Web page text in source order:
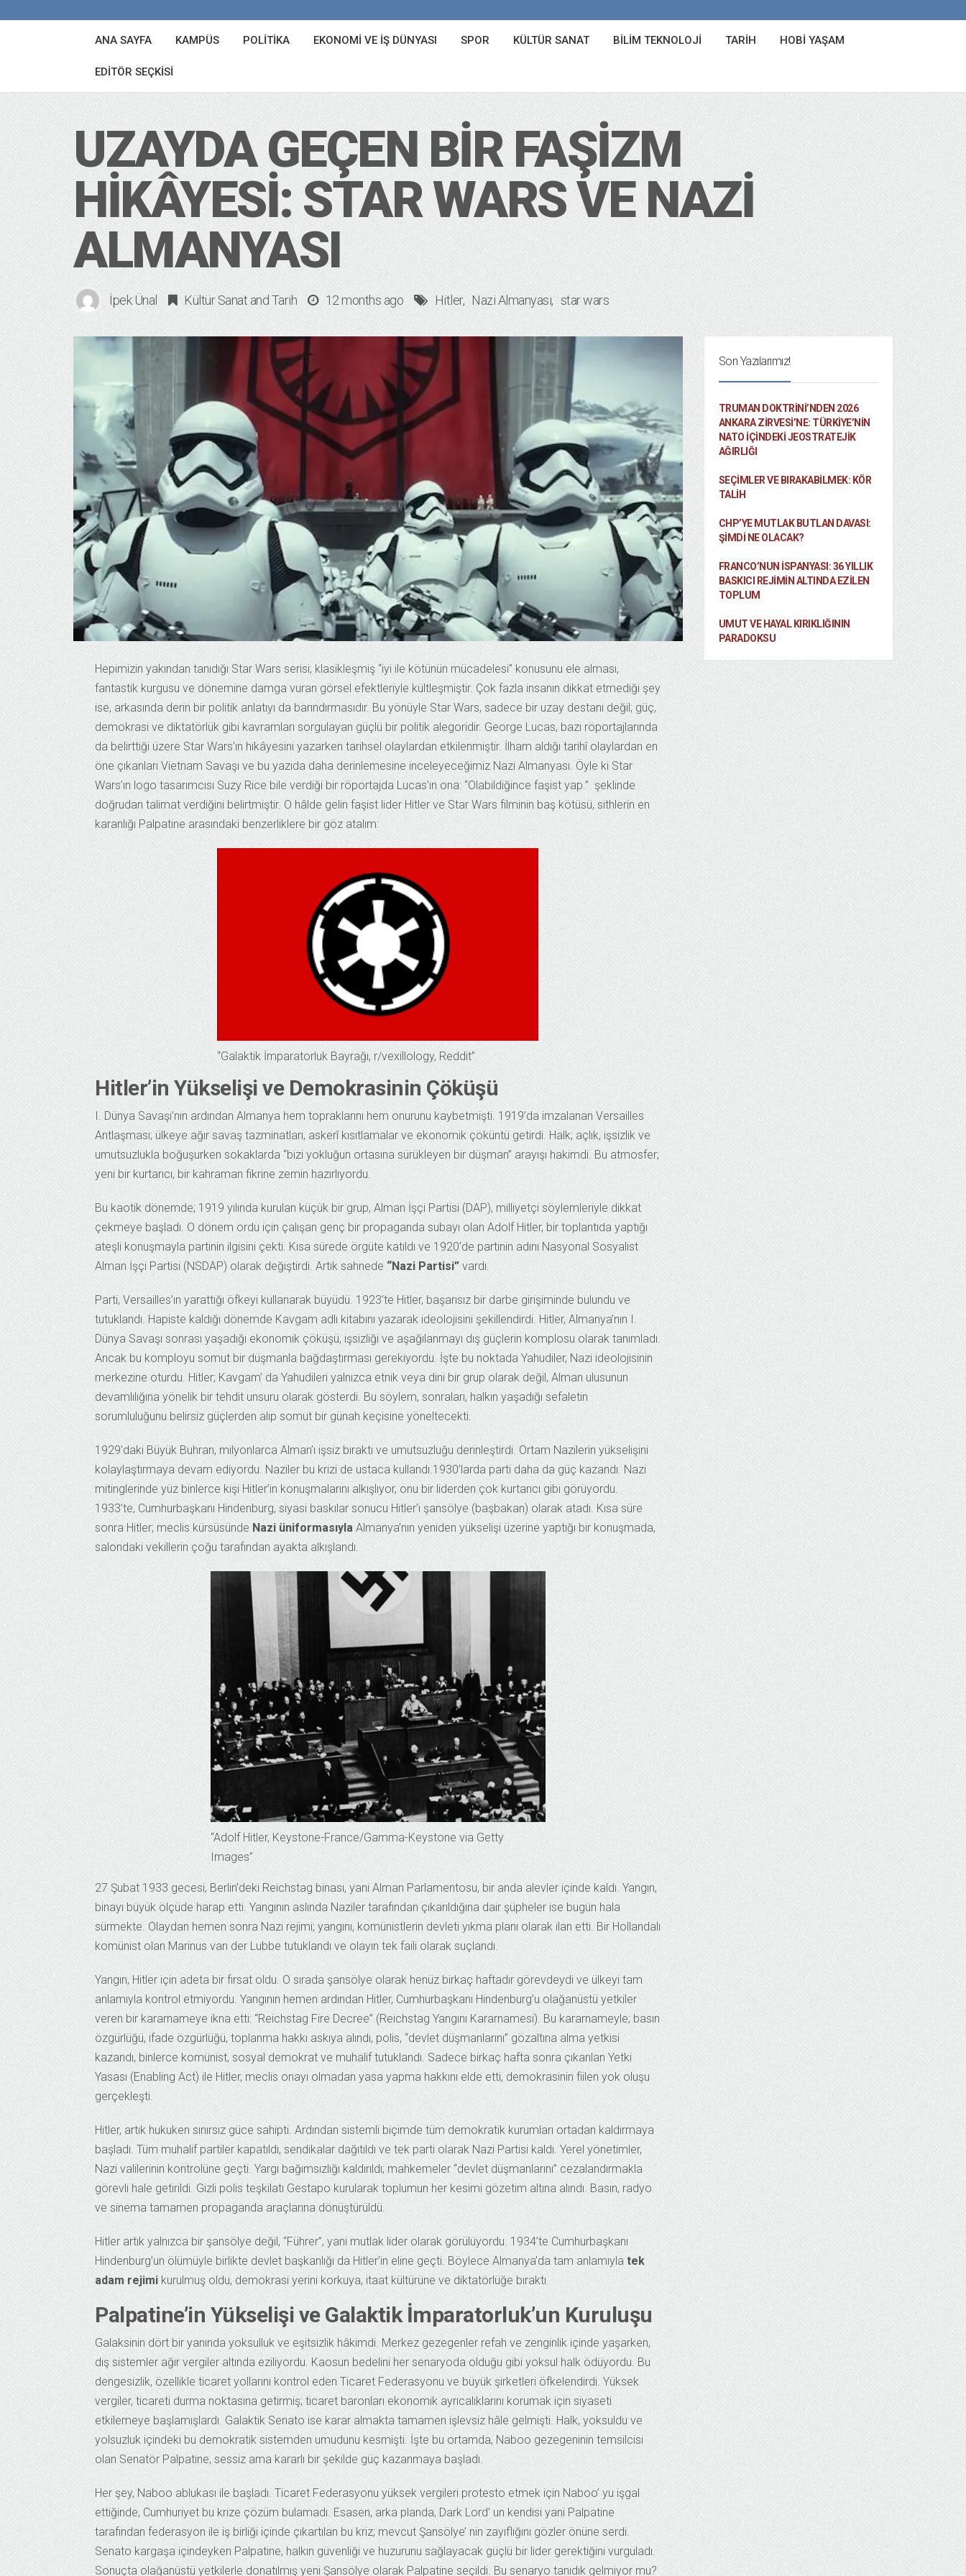
ANA SAYFA KAMPÜS POLITIKA EKONOMI VE İŞ DÜNYASI SPOR KÜLTÜR SANAT BILIM TEKNOLOJI TARIH HOBI YAŞAM
EDITÖR SEÇKISI
UZAYDA GEÇEN BIR FAŞIZM
HIKÂYESI: STAR WARS VE NAZI
ALMANYASI
İpek Ünal Kültür Sanatand Tarih 12 months ago Hitler Nazi Almanyası star wars
Hepimizin yakından tanıdığı Star Wars serisi; klasikleşmiş “iyi ile kötünün mücadelesi” konusunu ele alması,
fantastik kurgusu ve dönemine damga vuran görsel efektleriyle kültleşmiştir. Çok fazla insanın dikkat etmediği şey
ise, arkasında derin bir politik anlatıyı da barındırmasıdır. Bu yönüyle Star Wars, sadece bir uzay destanı değil; güç,
demokrasi ve diktatörlük gibi kavramları sorgulayan güçlü bir politik alegoridir. George Lucas, bazı röportajlarında
da belirttiği üzere Star Wars’ın hikâyesini yazarken tarihsel olaylardan etkilenmiştir. İlham aldığı tarihî olaylardan en
öne çıkanları Vietnam Savaşı ve bu yazıda daha derinlemesine inceleyeceğimiz Nazi Almanyası. Öyle ki Star
Wars’ın logo tasarımcısı Suzy Rice bile verdiği bir röportajda Lucas’ın ona: “Olabildiğince faşist yap.” şeklinde
doğrudan talimat verdiğini belirtmiştir. O hâlde gelin faşist lider Hitler ve Star Wars filminin baş kötüsü, sithlerin en
karanlığı Palpatine arasındaki benzerliklere bir göz atalım:
“Galaktik İmparatorluk Bayrağı, r/vexillology, Reddit”
Hitler’in Yükselişi ve Demokrasinin Çöküşü
I. Dünya Savaşı’nın ardından Almanya hem topraklarını hem onurunu kaybetmişti. 1919’da imzalanan Versailles
Antlaşması; ülkeye ağır savaş tazminatları, askerî kısıtlamalar ve ekonomik çöküntü getirdi. Halk; açlık, işsizlik ve
umutsuzlukla boğuşurken sokaklarda “bizi yokluğun ortasına sürükleyen bir düşman” arayışı hakimdi. Bu atmosfer;
yeni bir kurtarıcı, bir kahraman fikrine zemin hazırlıyordu.
Bu kaotik dönemde; 1919 yılında kurulan küçük bir grup, Alman İşçi Partisi (DAP), milliyetçi söylemleriyle dikkat
çekmeye başladı. O dönem ordu için çalışan genç bir propaganda subayı olan Adolf Hitler, bir toplantıda yaptığı
ateşli konuşmayla partinin ilgisini çekti. Kısa sürede örgüte katıldı ve 1920’de partinin adını Nasyonal Sosyalist
Alman İşçi Partisi (NSDAP) olarak değiştirdi. Artık sahnede “Nazi Partisi” vardı.
Parti, Versailles’ın yarattığı öfkeyi kullanarak büyüdü. 1923’te Hitler, başarısız bir darbe girişiminde bulundu ve
tutuklandı. Hapiste kaldığı dönemde Kavgam adlı kitabını yazarak ideolojisini şekillendirdi. Hitler, Almanya’nın I.
Dünya Savaşı sonrası yaşadığı ekonomik çöküşü, işsizliği ve aşağılanmayı dış güçlerin komplosu olarak tanımladı.
Ancak bu komployu somut bir düşmanla bağdaştırması gerekiyordu. İşte bu noktada Yahudiler, Nazi ideolojisinin
merkezine oturdu. Hitler; Kavgam’ da Yahudileri yalnızca etnik veya dini bir grup olarak değil, Alman ulusunun
devamlılığına yönelik bir tehdit unsuru olarak gösterdi. Bu söylem, sonraları, halkın yaşadığı sefaletin
sorumluluğunu belirsiz güçlerden alıp somut bir günah keçisine yöneltecekti.
1929’daki Büyük Buhran, milyonlarca Alman’ı işsiz bıraktı ve umutsuzluğu derinleştirdi. Ortam Nazilerin yükselişini
kolaylaştırmaya devam ediyordu. Naziler bu krizi de ustaca kullandı.1930’larda parti daha da güç kazandı. Nazi
mitinglerinde yüz binlerce kişi Hitler’in konuşmalarını alkışlıyor, onu bir liderden çok kurtarıcı gibi görüyordu.
1933’te, Cumhurbaşkanı Hindenburg, siyasi baskılar sonucu Hitler’i şansölye (başbakan) olarak atadı. Kısa süre
sonra Hitler; meclis kürsüsünde Nazi üniformasıylaAlmanya’nın yeniden yükselişi üzerine yaptığı bir konuşmada,
salondaki vekillerin çoğu tarafından ayakta alkışlandı.
“Adolf Hitler, Keystone-France/Gamma-Keystone via Getty
Images”
27 Şubat 1933 gecesi, Berlin’deki Reichstag binası, yani Alman Parlamentosu, bir anda alevler içinde kaldı. Yangın,
binayı büyük ölçüde harap etti. Yangının aslında Naziler tarafından çıkarıldığına dair şüpheler ise bugün hala
sürmekte. Olaydan hemen sonra Nazi rejimi; yangını, komünistlerin devleti yıkma planı olarak ilan etti. Bir Hollandalı
komünist olan Marinus van der Lubbe tutuklandı ve olayın tek faili olarak suçlandı.
Yangın, Hitler için adeta bir fırsat oldu. O sırada şansölye olarak henüz birkaç haftadır görevdeydi ve ülkeyi tam
anlamıyla kontrol etmiyordu. Yangının hemen ardından Hitler, Cumhurbaşkanı Hindenburg’u olağanüstü yetkiler
veren bir kararnameye ikna etti: “Reichstag Fire Decree” (Reichstag Yangını Kararnamesi). Bu kararnameyle; basın
özgürlüğü, ifade özgürlüğü, toplanma hakkı askıya alındı, polis, “devlet düşmanlarını” gözaltına alma yetkisi
kazandı, binlerce komünist, sosyal demokrat ve muhalif tutuklandı. Sadece birkaç hafta sonra çıkarılan Yetki
Yasası (Enabling Act) ile Hitler, meclis onayı olmadan yasa yapma hakkını elde etti, demokrasinin fiilen yok oluşu
gerçekleşti.
Hitler, artık hukuken sınırsız güce sahipti. Ardından sistemli biçimde tüm demokratik kurumları ortadan kaldırmaya
başladı. Tüm muhalif partiler kapatıldı, sendikalar dağıtıldı ve tek parti olarak Nazi Partisi kaldı. Yerel yönetimler,
Nazi valilerinin kontrolüne geçti. Yargı bağımsızlığı kaldırıldı; mahkemeler “devlet düşmanlarını” cezalandırmakla
görevli hale getirildi. Gizli polis teşkilatı Gestapo kurularak toplumun her kesimi gözetim altına alındı. Basın, radyo
ve sinema tamamen propaganda araçlarına dönüştürüldü.
Hitler artık yalnızca bir şansölye değil, “Führer”, yani mutlak lider olarak görülüyordu. 1934’te Cumhurbaşkanı
Hindenburg’un ölümüyle birlikte devlet başkanlığı da Hitler’in eline geçti. Böylece Almanya’da tam anlamıyla tek
adam rejimi kurulmuş oldu, demokrasi yerini korkuya, itaat kültürüne ve diktatörlüğe bıraktı.
Palpatine’in Yükselişi ve Galaktik İmparatorluk’un Kuruluşu
Galaksinin dört bir yanında yoksulluk ve eşitsizlik hâkimdi. Merkez gezegenler refah ve zenginlik içinde yaşarken,
dış sistemler ağır vergiler altında eziliyordu. Kaosun bedelini her senaryoda olduğu gibi yoksul halk ödüyordu. Bu
dengesizlik, özellikle ticaret yollarını kontrol eden Ticaret Federasyonu ve büyük şirketleri öfkelendirdi. Yüksek
vergiler, ticareti durma noktasına getirmiş; ticaret baronları ekonomik ayrıcalıklarını korumak için siyaseti
etkilemeye başlamışlardı. Galaktik Senato ise karar almakta tamamen işlevsiz hâle gelmişti. Halk, yoksuldu ve
yolsuzluk içindeki bu demokratik sistemden umudunu kesmişti. İşte bu ortamda, Naboo gezegeninin temsilcisi
olan Senatör Palpatine, sessiz ama kararlı bir şekilde güç kazanmaya başladı.
Her şey, Naboo ablukası ile başladı. Ticaret Federasyonu yüksek vergileri protesto etmek için Naboo’ yu işgal
ettiğinde, Cumhuriyet bu krize çözüm bulamadı. Esasen, arka planda, Dark Lord’ un kendisi yani Palpatine
tarafından federasyon ile iş birliği içinde çıkartılan bu kriz; mevcut Şansölye’ nin zayıflığını gözler önüne serdi.
Senato kargaşa içindeyken Palpatine, halkın güvenliği ve huzurunu sağlayacak güçlü bir lider gerektiğini vurguladı.
Sonuçta olağanüstü yetkilerle donatılmış yeni Şansölye olarak Palpatine seçildi. Bu senaryo tanıdık gelmiyor mu?
Son Yazılarımız!
TRUMAN DOKTRINI’NDEN 2026
ANKARA ZIRVESI’NE: TÜRKIYE’NIN
NATO İÇINDEKI JEOSTRATEJIK
AĞIRLIĞI
SEÇIMLER VE BIRAKABILMEK: KÖR
TALIH
CHP’YE MUTLAK BUTLAN DAVASI:
ŞİMDİ NE OLACAK?
FRANCO’NUN İSPANYASI: 36 YILLIK
BASKICI REJIMIN ALTINDA EZILEN
TOPLUM
UMUT VE HAYAL KIRIKLIĞININ
PARADOKSU